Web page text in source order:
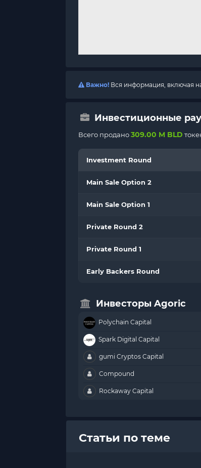
Важно! Вся информация, включая
Инвестиционные
Всего продано309.00 M BLD
Investment Round
Main Sale Option 2
Main Sale Option 1
Private Round 2
Private Round 1
Early Backers Round
Инвесторы Agoric
Polychain Capital
Spark Digital Capital
gumi Cryptos Capital
Compound
Rockaway Capital
Статьи по теме